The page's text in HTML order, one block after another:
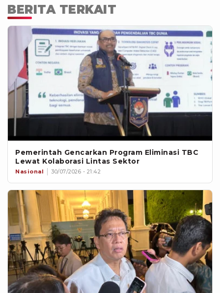
BERITA TERKAIT
Pemerintah Gencarkan Program Eliminasi TBC
Lewat Kolaborasi Lintas Sektor
Nasional 30/07/2026 - 21:42